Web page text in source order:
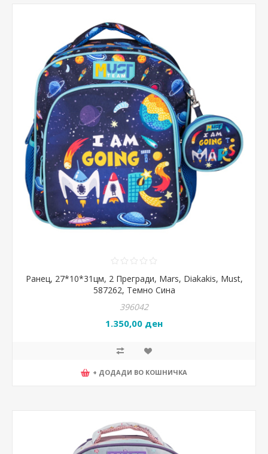
Ранец, 27*10*31цм, 2 Прегради, Mars, Diakakis, Must,
587262, Темно Сина
396042
1.350,00 ден
+ ДОДАДИ ВО КОШНИЧКА